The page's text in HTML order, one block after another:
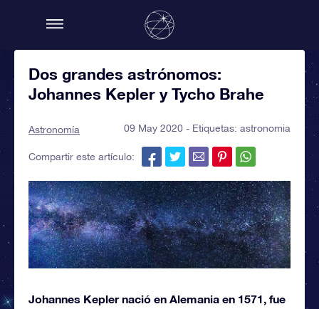
Dos grandes astrónomos:
Johannes Kepler y Tycho Brahe
Astronomía 09 May 2020 - Etiquetas: astronomia
Compartir este artículo:
Johannes Kepler nació en Alemania en 1571, fue